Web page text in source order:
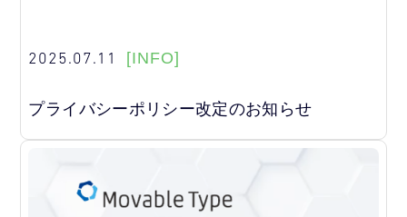
2025.07.11 [INFO]
プライバシーポリシー改定のお知らせ